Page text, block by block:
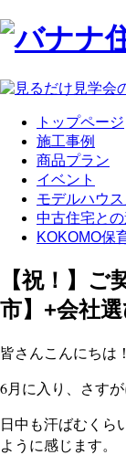
トップページ
施工事例
商品プラン
イベント
モデルハウ
中古住宅と
KOKOMO保
【祝！】
市】+会社
皆さんこんにちは
6月に入り、さす
日中も汗ばむくら
ように感じます。